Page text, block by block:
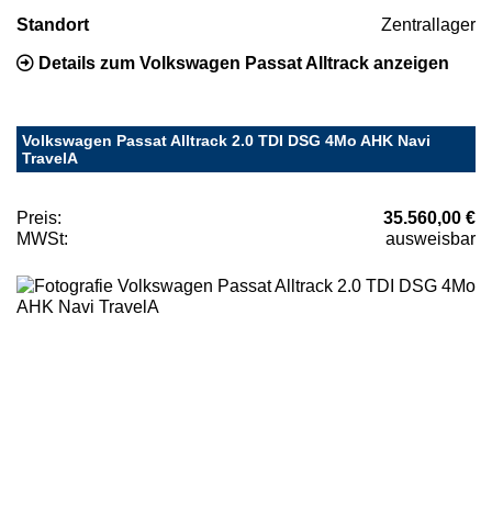
Standort Zentrallager
Details zum Volkswagen Passat Alltrack anzeigen
Volkswagen Passat Alltrack 2.0 TDI DSG 4Mo AHK Navi
TravelA
Preis:
35.560,00 €
MWSt:
ausweisbar